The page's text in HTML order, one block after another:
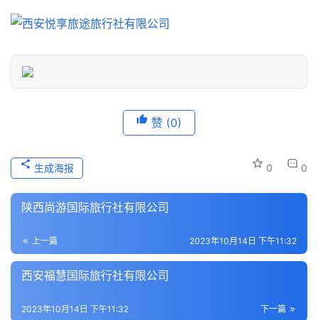
化
导
游
之
地
生
活
旅
游
城
赞 (0)
0 0
生成海报
陕西尚游国际旅行社有限公司
上一篇 2023年10月14日 下午11:32
西安福慧国际旅行社有限公司
下一篇
2023年10月14日 下午11:32